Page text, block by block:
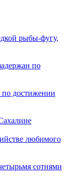
рыбы-фугу,
по
по достижении
любимого
сотнями